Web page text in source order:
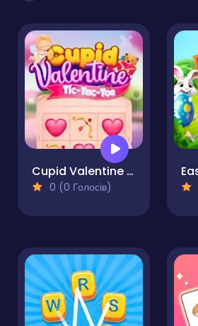
Cupid Valentine Tic Tac Toe
0 (0 Голосів)